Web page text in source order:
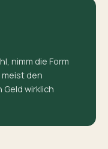
nimm die Form
den
wirklich